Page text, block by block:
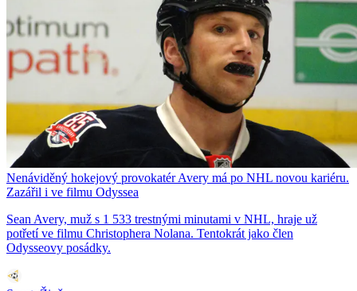
Nenáviděný hokejový provokatér Avery má po NHL novou kariéru.
Zazářil i ve filmu Odyssea
Sean Avery, muž s 1 533 trestnými minutami v NHL, hraje už
potřetí ve filmu Christophera Nolana. Tentokrát jako člen
Odysseovy posádky.